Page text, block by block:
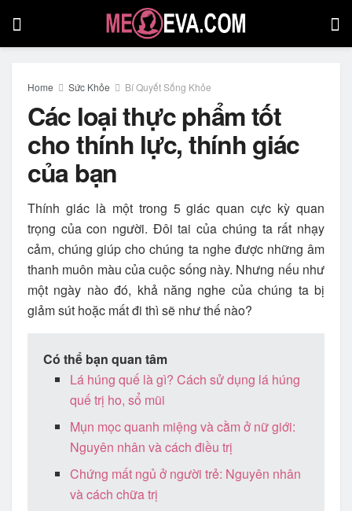
Home Sức Khỏe Bí Quyết Sống Khỏe
Các loại thực phẩm tốt
cho thính lực, thính giác
của bạn
Thính giác là một trong 5 giác quan cực kỳ quan
trọng của con người. Đôi tai của chúng ta rất nhạy
cảm, chúng giúp cho chúng ta nghe được những âm
thanh muôn màu của cuộc sống này. Nhưng nếu như
một ngày nào đó, khả năng nghe của chúng ta bị
giảm sút hoặc mất đi thì sẽ như thế nào?
Có thể bạn quan tâm
Lá húng quế là gì? Cách sử dụng lá húng
quế trị ho, sổ mũi
Mụn mọc quanh miệng và cằm ở nữ giới:
Nguyên nhân và cách điều trị
Chứng mất ngủ ở người trẻ: Nguyên nhân
và cách chữa trị